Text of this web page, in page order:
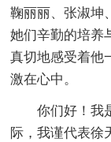
鞠丽丽、张淑坤
她们辛勤的培养
真切地感受着他
激在心中。
你们好！我
际，我谨代表徐